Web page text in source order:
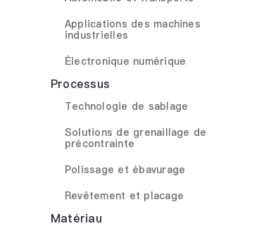
Applications des machines
industrielles
Électronique numérique
Processus
Technologie de sablage
Solutions de grenaillage de
précontrainte
Polissage et ébavurage
Revêtement et placage
Matériau